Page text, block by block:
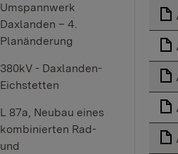
Umspannwerk
Daxlanden – 4.
Planänderung
380kV - Daxlanden-
Eichstetten
L 87a, Neubau eines
kombinierten Rad-
und